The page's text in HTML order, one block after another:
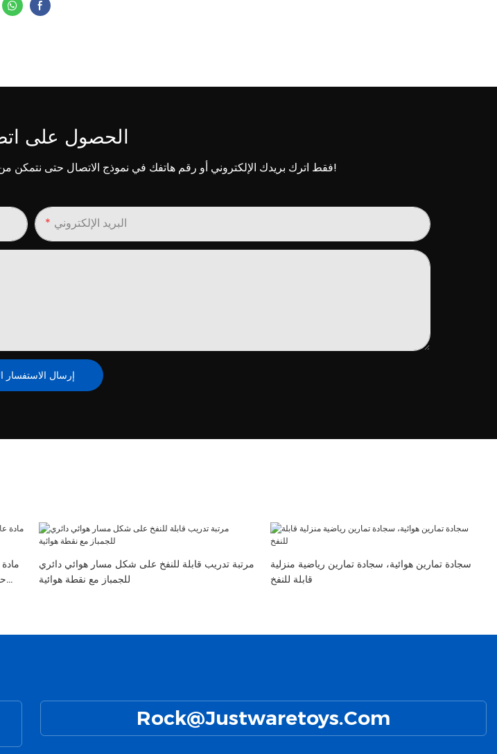
الحصول على
فقط اترك بريدك الإلكتروني أو رقم هاتفك في نموذج الاتصال حتى نتمكن من إرسال عرض أسعار مجاني لنا لمجموعة واسعة من التصاميم!
البريد الإلكتروني
إرسال الاستفسار
مرتبة تدريب قابلة للنفخ على شكل مسار هوائي دائري
للجمباز مع نقطة هوائية
سجادة تمارين هوائية، سجادة تمارين رياضية منزلية
قابلة للنفخ
Rock@Justwaretoys.com